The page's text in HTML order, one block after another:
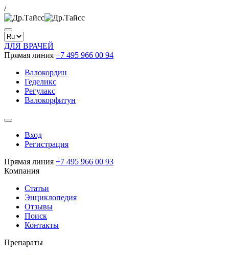
/
ДЛЯ ВРАЧЕЙ
Прямая линия +7 495 966 00 94
Валокордин
Геделикс
Регулакс
Валокорфитун
Вход
Регистрация
Прямая линия +7 495 966 00 93
Компания
Статьи
Энциклопедия
Отзывы
Поиск
Контакты
Препараты